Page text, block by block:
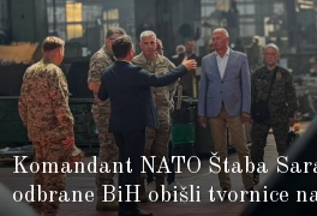
Komandant NATO Štaba
odbrane BiH obišli tvornice